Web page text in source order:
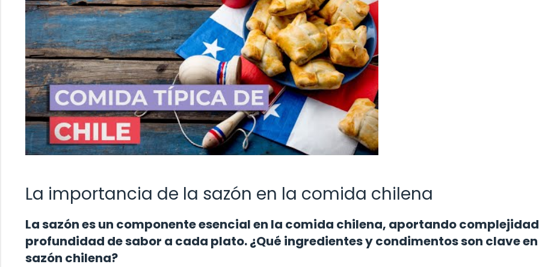
La importancia de la sazón en la comida chilena
La sazón es un componente esencial en la comida chilena, aportando
profundidad de sabor a cada plato. ¿Qué ingredientes y condimentos son clave
sazón chilena?